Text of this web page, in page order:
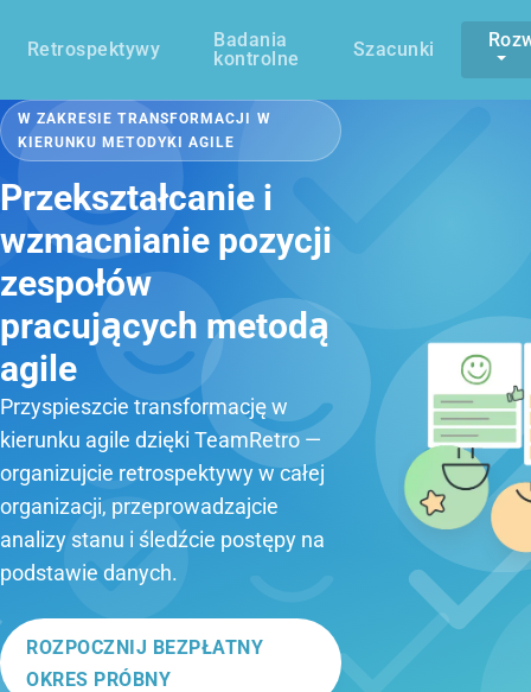
Retrospektywy
Badania
kontrolne
Szacunki
W ZAKRESIE TRANSFORMACJI W
KIERUNKU METODYKI AGILE
Przekształcanie i
wzmacnianie pozycji
zespołów
pracujących metodą
agile
Przyspieszcie transformację w
kierunku agile dzięki TeamRetro —
organizujcie retrospektywy w całej
organizacji, przeprowadzajcie
analizy stanu i śledźcie postępy na
podstawie danych.
ROZPOCZNIJ BEZPŁATNY
OKRES PRÓBNY